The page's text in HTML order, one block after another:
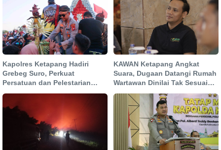
Kapolres Ketapang Hadiri
Grebeg Suro, Perkuat
Persatuan dan Pelestarian
Budaya di Hari Jadi
KAWAN Ketapang Angkat
Suara, Dugaan Datangi Rumah
Wartawan Dinilai Tak Sesuai
Mekanisme PERS